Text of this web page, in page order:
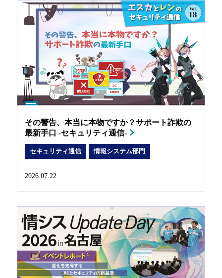
その警告、本当に本物ですか？サポート詐欺の
最新手口 -セキュリティ通信-
セキュリティ通信 情報システム部門
2026.07.22